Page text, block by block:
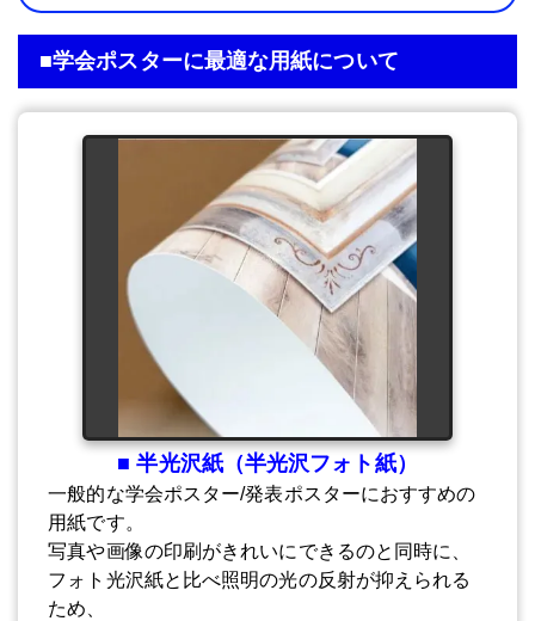
■学会ポスターに最適な用紙について
■ 半光沢紙（半光沢フォト紙）
一般的な学会ポスター/発表ポスターにおすすめの
用紙です。
写真や画像の印刷がきれいにできるのと同時に、
フォト光沢紙と比べ照明の光の反射が抑えられる
ため、